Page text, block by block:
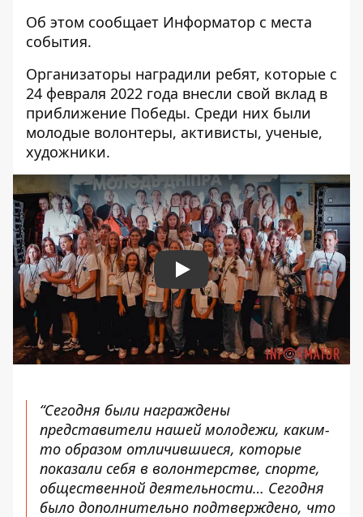
Об этом сообщает Информатор с места
события.
Организаторы наградили ребят, которые с
24 февраля 2022 года внесли свой вклад в
приближение Победы. Среди них были
молодые волонтеры, активисты, ученые,
художники.
Play
“Сегодня были награждены
представители нашей молодежи, каким-
то образом отличившиеся, которые
показали себя в волонтерстве, спорте,
общественной деятельности… Сегодня
было дополнительно подтверждено, что